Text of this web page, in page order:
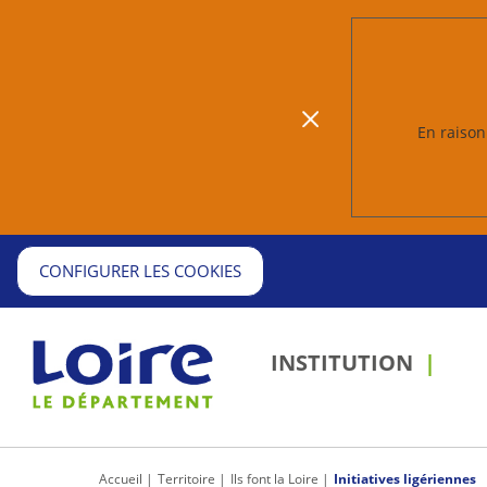
En
CONFIGURER LES COOKIES
INSTITUTION
Accueil Territoire Ils font la Loire Initiatives ligériennes